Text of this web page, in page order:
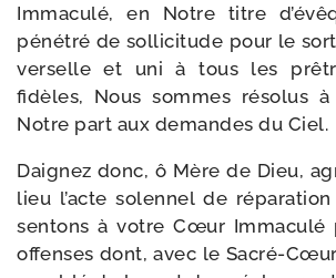
Immaculé, en Notre titre
péné­tré de sol­li­ci­tude pour le
ver­selle et uni à tous les
fidèles, Nous sommes réso­lus
Notre part aux demandes du Ciel.
Daignez donc, ô Mère de Dieu,
lieu l’acte solen­nel de
sen­tons à votre Cœur Immaculé
offenses dont, avec le Sacré-​